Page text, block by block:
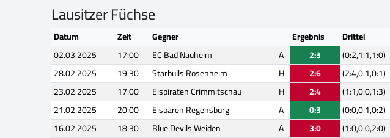
Lausitzer Füchse
Datum Zeit Gegner Ergebnis
Drittel
02.03.2025
17:00 EC Bad Nauheim A 2:3
(0:2,1:1,1:0)
28.02.2025
19:30 Starbulls Rosenheim H 2:6
(2:4,0:1,0:1)
23.02.2025
17:00 Eispiraten Crimmitschau H 2:4
(1:1,0:0,1:3)
21.02.2025
20:00 Eisbären Regensburg A 0:3
(0:0,0:1,0:2)
16.02.2025
18:30 Blue Devils Weiden A 3:0
(1:0,0:0,2:0)